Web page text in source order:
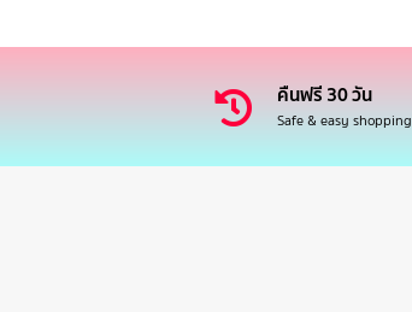
คืนฟรี 30 วัน
Safe & easy shopping